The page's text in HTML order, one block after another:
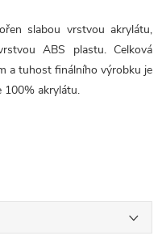
slabou vrstvou akrylátu,
ABS plastu. Celková
a tuhost finálního výrobku je
100% akrylátu.